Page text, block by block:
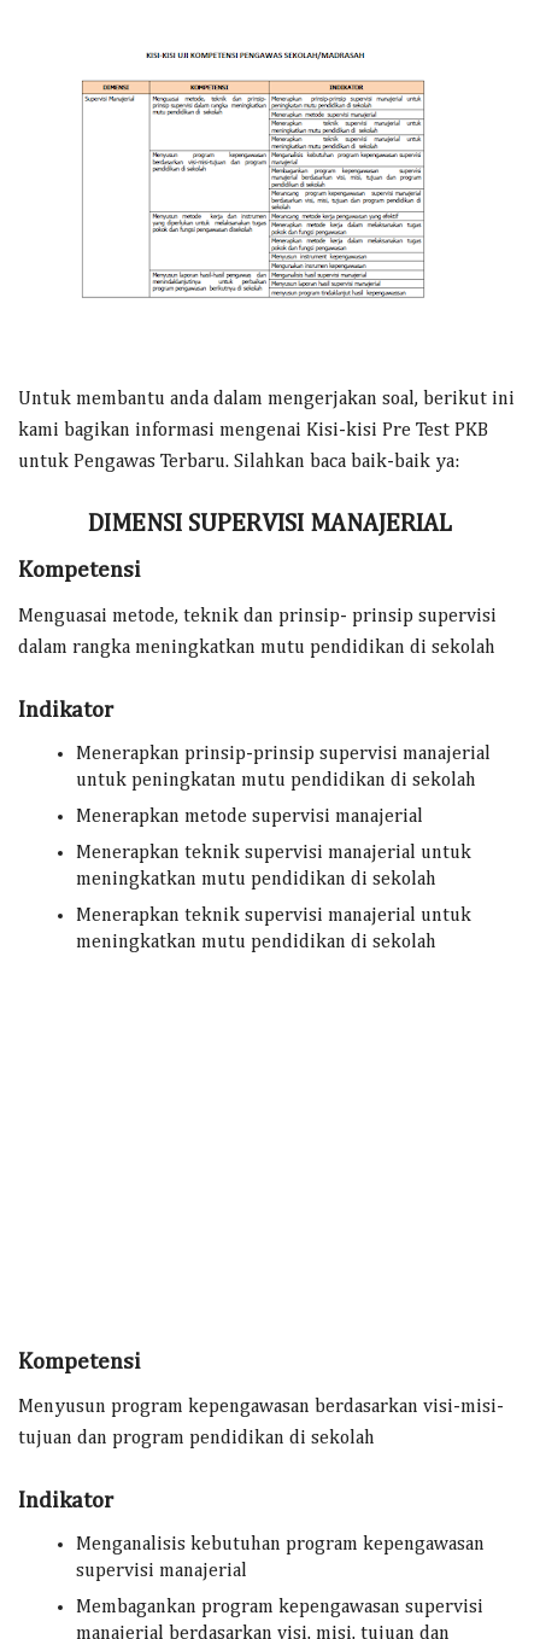
Untuk membantu anda dalam mengerjakan soal, berikut ini
kami bagikan informasi mengenai Kisi-kisi Pre Test PKB
untuk Pengawas Terbaru. Silahkan baca baik-baik ya:
DIMENSI SUPERVISI MANAJERIAL
Kompetensi
Menguasai metode, teknik dan prinsip- prinsip supervisi
dalam rangka meningkatkan mutu pendidikan di sekolah
Indikator
Menerapkan prinsip-prinsip supervisi manajerial
untuk peningkatan mutu pendidikan di sekolah
Menerapkan metode supervisi manajerial
Menerapkan teknik supervisi manajerial untuk
meningkatkan mutu pendidikan di sekolah
Menerapkan teknik supervisi manajerial untuk
meningkatkan mutu pendidikan di sekolah
Kompetensi
Menyusun program kepengawasan berdasarkan visi-misi-
tujuan dan program pendidikan di sekolah
Indikator
Menganalisis kebutuhan program kepengawasan
supervisi manajerial
Membagankan program kepengawasan supervisi
manajerial berdasarkan visi, misi, tujuan dan